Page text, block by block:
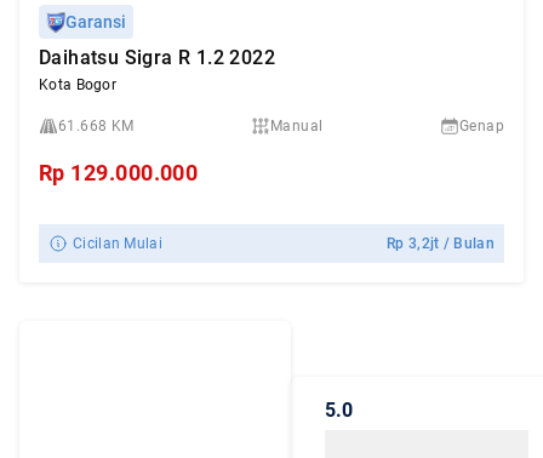
Garansi
Daihatsu Sigra R 1.2 2022
Kota Bogor
61.668 KM Manual Genap
Rp 129.000.000
Cicilan Mulai Rp3,2jt / Bulan
5.0